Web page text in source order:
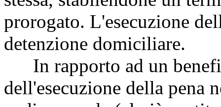
prorogato. L'esecuzione
detenzione domiciliare.
In rapporto ad un
dell'esecuzione della pena